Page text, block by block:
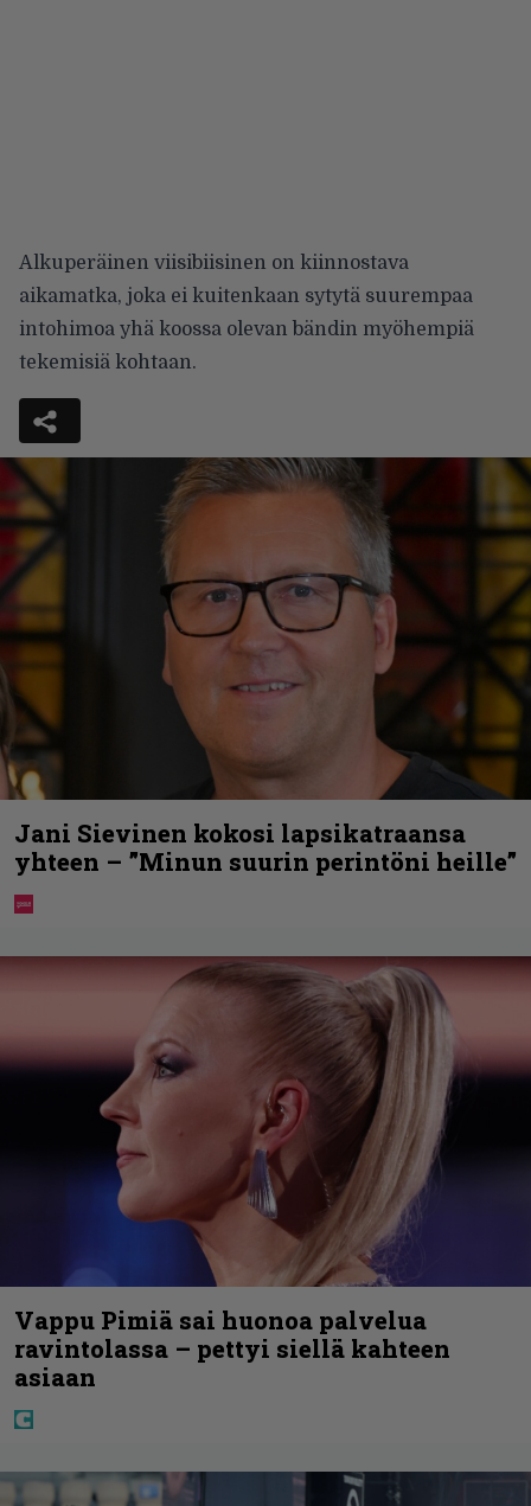
Alkuperäinen viisibiisinen on kiinnostava
aikamatka, joka ei kuitenkaan sytytä suurempaa
intohimoa yhä koossa olevan bändin myöhempiä
tekemisiä kohtaan.
Jani Sievinen kokosi lapsikatraansa
yhteen – ”Minun suurin perintöni heille”
Vappu Pimiä sai huonoa palvelua
ravintolassa – pettyi siellä kahteen
asiaan